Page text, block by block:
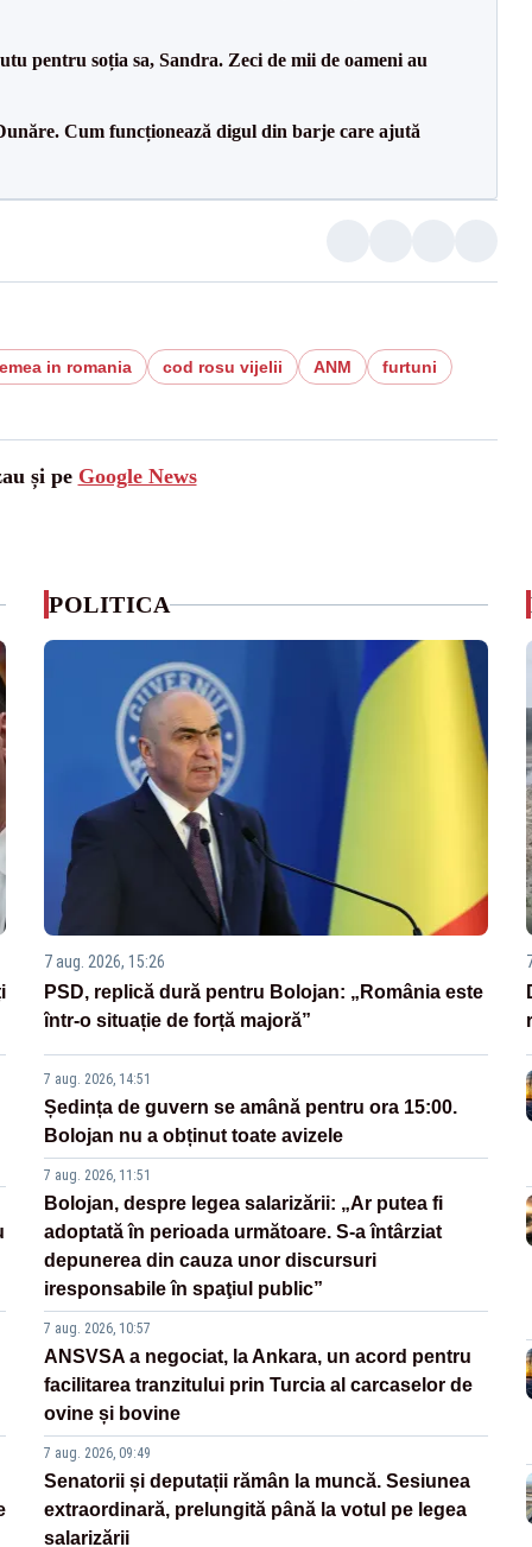
pentru soția sa, Sandra. Zeci de mii de oameni au
Cum funcționează digul din barje care ajută
in romania cod rosu vijelii ANM furtuni
și pe Google News
POLITICA
7 aug. 2026, 15:26
PSD, replică dură pentru Bolojan: „România este
într-o situație de forță majoră”
7 aug. 2026, 14:51
Ședința de guvern se amână pentru ora 15:00.
Bolojan nu a obținut toate avizele
7 aug. 2026, 11:51
Bolojan, despre legea salarizării: „Ar putea fi
adoptată în perioada următoare. S-a întârziat
depunerea din cauza unor discursuri
iresponsabile în spaţiul public”
7 aug. 2026, 10:57
ANSVSA a negociat, la Ankara, un acord pentru
facilitarea tranzitului prin Turcia al carcaselor de
ovine și bovine
7 aug. 2026, 09:49
Senatorii și deputații rămân la muncă. Sesiunea
extraordinară, prelungită până la votul pe legea
salarizării